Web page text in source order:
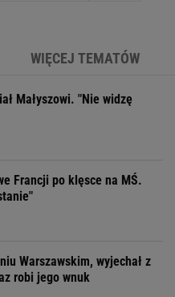
WIĘCEJ TEMATÓW
Małyszowi. "Nie widzę
Francji po klęsce na MŚ.
Warszawskim, wyjechał z
robi jego wnuk